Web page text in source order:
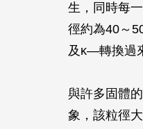
生，同時每
徑約為40～
及κ—轉換過
與許多固體
象，該粒徑